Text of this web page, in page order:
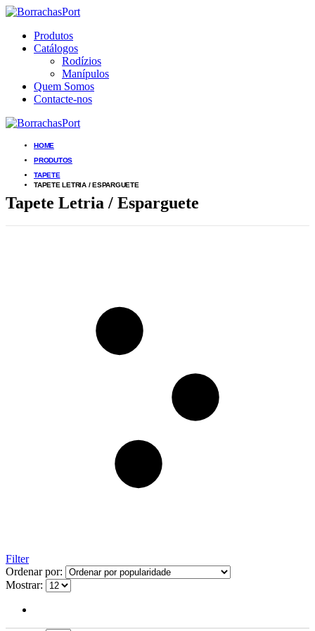
Produtos
Catálogos
Rodízios
Manípulos
Quem Somos
Contacte-nos
HOME
PRODUTOS
TAPETE
TAPETE LETRIA / ESPARGUETE
Tapete Letria / Esparguete
Filter
Ordenar por:
Mostrar: